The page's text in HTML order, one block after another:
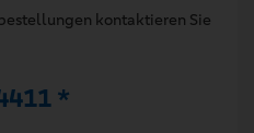
kontaktieren Sie
*